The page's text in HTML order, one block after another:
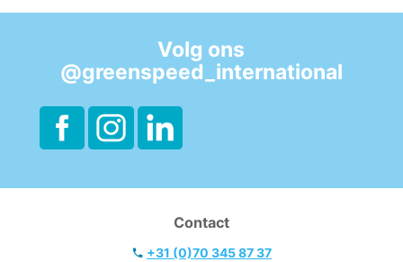
Volg ons
@greenspeed_international
Contact
+31 (0)70 345 87 37